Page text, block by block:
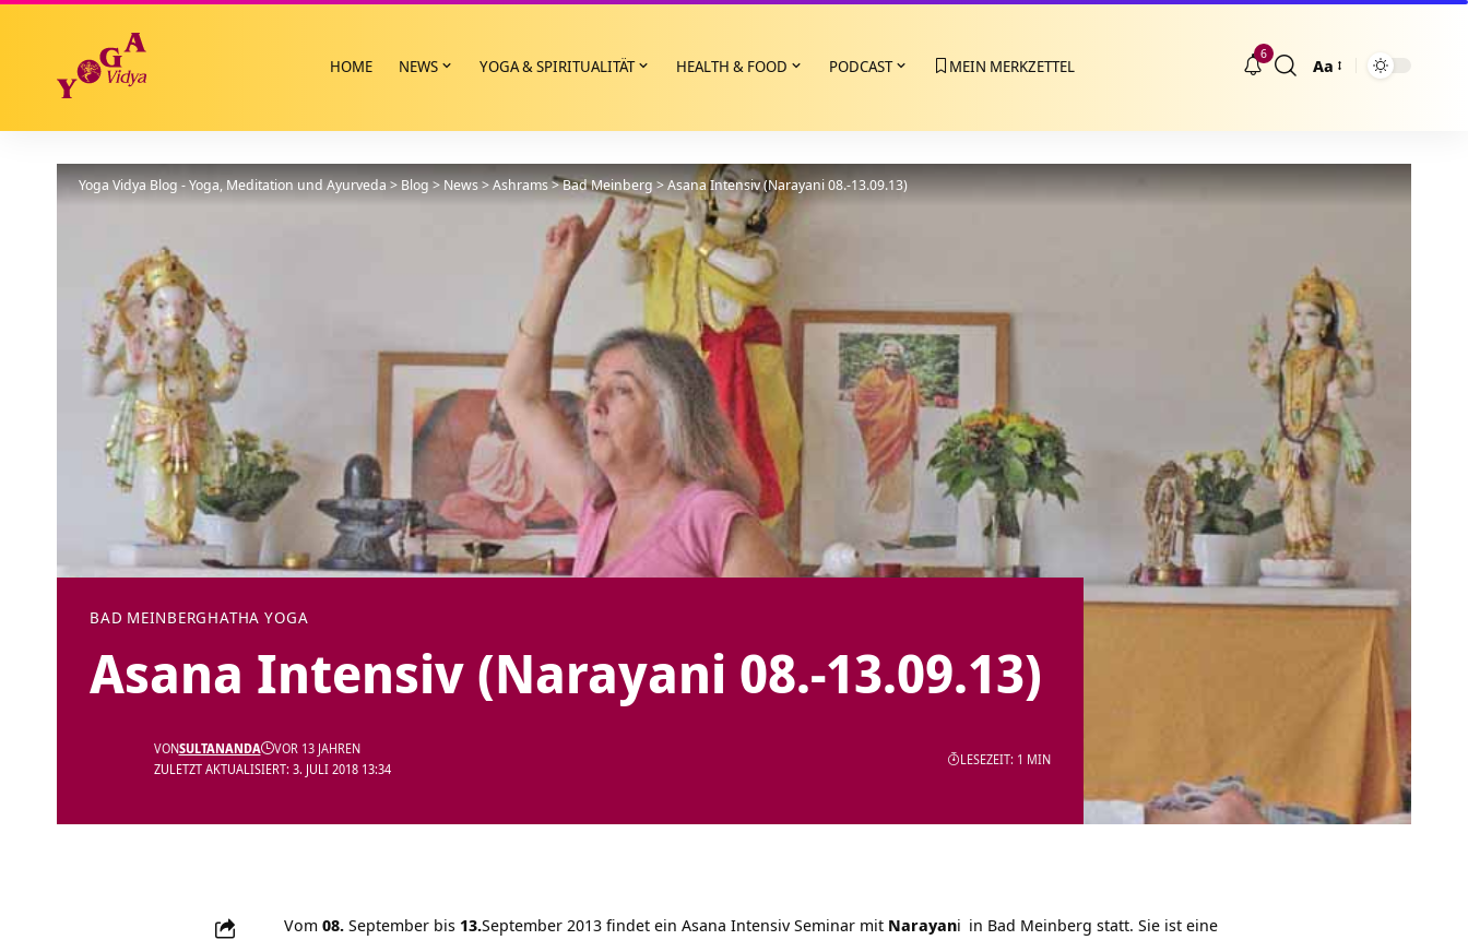
HOME NEWS YOGA & SPIRITUALITÄT HEALTH & FOOD PODCAST MEIN MERKZETTEL
6
Größenänderung
Aa
Yoga Vidya Blog - Yoga, Meditation und Ayurveda>Blog>News>Ashrams>Bad Meinberg>Asana Intensiv (Narayani 08.-13.09.13)
BAD MEINBERGHATHA YOGA
Asana Intensiv (Narayani 08.-13.09.13)
ZULETZT AKTUALISIERT: 3. JULI 2018 13:34
VONSULTANANDA VOR 13 JAHREN
LESEZEIT: 1 MIN
Vom 08. September bis 13.September 2013 findet ein Asana Intensiv Seminar mit Narayani in Bad Meinberg statt. Sie ist eine